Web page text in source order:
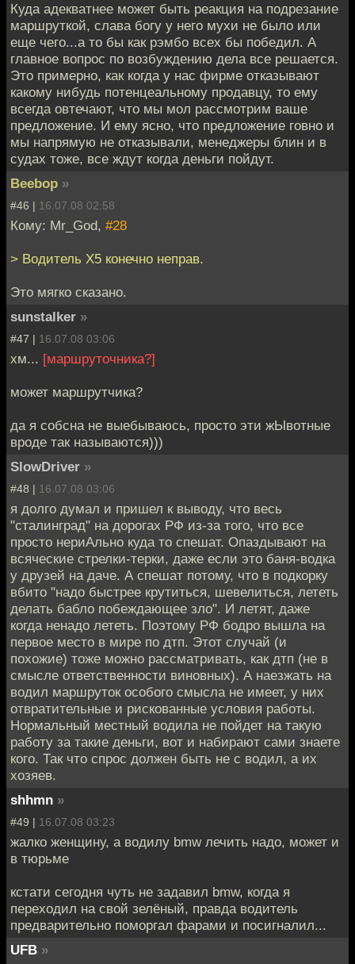
Куда адекватнее может быть реакция на подрезание
маршруткой, слава богу у него мухи не было или
еще чего...а то бы как рэмбо всех бы победил. А
главное вопрос по возбуждению дела все решается.
Это примерно, как когда у нас фирме отказывают
какому нибудь потенцеальному продавцу, то ему
всегда овтечают, что мы мол рассмотрим ваше
предложение. И ему ясно, что предложение говно и
мы напрямую не отказывали, менеджеры блин и в
судах тоже, все ждут когда деньги пойдут.
Beebop »
#46 | 16.07.08 02:58
Кому: Mr_God, #28
> Водитель X5 конечно неправ.
Это мягко сказано.
sunstalker »
#47 | 16.07.08 03:06
хм... [маршруточника?]
может маршрутчика?
да я собсна не выебываюсь, просто эти жЫвотные
вроде так называются)))
SlowDriver »
#48 | 16.07.08 03:06
я долго думал и пришел к выводу, что весь
"сталинград" на дорогах РФ из-за того, что все
просто нериАльно куда то спешат. Опаздывают на
всяческие стрелки-терки, даже если это баня-водка
у друзей на даче. А спешат потому, что в подкорку
вбито "надо быстрее крутиться, шевелиться, лететь
делать бабло побеждающее зло". И летят, даже
когда ненадо лететь. Поэтому РФ бодро вышла на
первое место в мире по дтп. Этот случай (и
похожие) тоже можно рассматривать, как дтп (не в
смысле ответственности виновных). А наезжать на
водил маршруток особого смысла не имеет, у них
отвратительные и рискованные условия работы.
Нормальный местный водила не пойдет на такую
работу за такие деньги, вот и набирают сами знаете
кого. Так что спрос должен быть не с водил, а их
хозяев.
shhmn »
#49 | 16.07.08 03:23
жалко женщину, а водилу bmw лечить надо, может и
в тюрьме
кстати сегодня чуть не задавил bmw, когда я
переходил на свой зелёный, правда водитель
предварительно поморгал фарами и посигналил...
UFB »